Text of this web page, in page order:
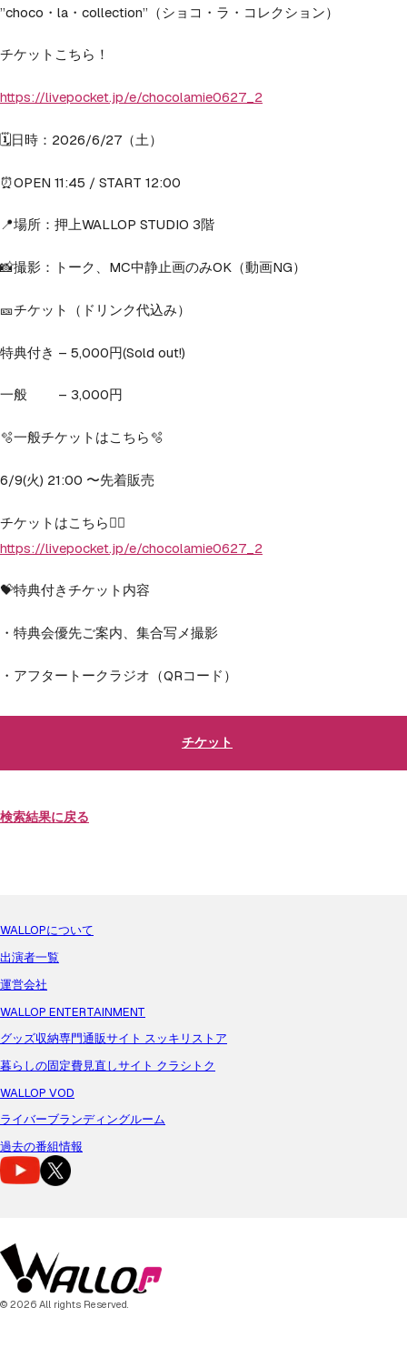
”choco・la・collection”（ショコ・ラ・コレクション）
チケットこちら！
https://livepocket.jp/e/chocolamie0627_2
🗓️日時：2026/6/27（土）
⏰OPEN 11:45 / START 12:00
📍場所：押上WALLOP STUDIO 3階
📸撮影：トーク、MC中静止画のみOK（動画NG）
🎫チケット（ドリンク代込み）
特典付き – 5,000円(Sold out!)
一般 – 3,000円
🫧一般チケットはこちら🫧
6/9(火) 21:00 〜先着販売
チケットはこちら💁‍♀️
https://livepocket.jp/e/chocolamie0627_2
💝特典付きチケット内容
・特典会優先ご案内、集合写メ撮影
・アフタートークラジオ（QRコード）
チケット
検索結果に戻る
WALLOPについて
出演者一覧
運営会社
WALLOP ENTERTAINMENT
グッズ収納専門通販サイト スッキリストア
暮らしの固定費見直しサイト クラシトク
WALLOP VOD
ライバーブランディングルーム
過去の番組情報
© 2026 All rights Reserved.